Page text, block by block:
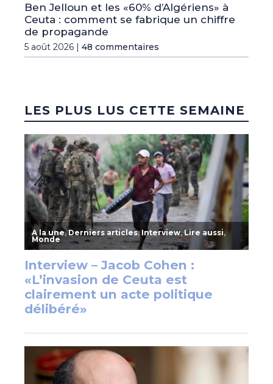
Ben Jelloun et les «60% d’Algériens» à
Ceuta : comment se fabrique un chiffre
de propagande
5 août 2026 | 48 commentaires
LES PLUS LUS CETTE SEMAINE